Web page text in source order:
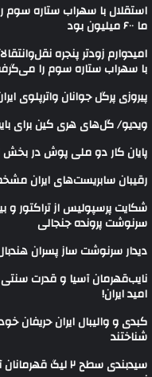
استقلال با سهراب ستاره
ما ۶۰۰ میلیون بود
امیدوارم زودتر پنجره
با سهراب ستاره سوم را
پیروزی پرگل جوانان واترپلوی
ویدیو/ گل‌های هری‌ کین برای
پایان کار دو ملی پوش در بخش
رقیبان سابریست‌های ایران
شکایت پرسپولیس از تراکتور و
سرنوشت پرونده جنجالی
دیدار سرنوشت ساز پسران
نایب‌قهرمان آسیا و قدرت سنتی
امید ایران!
کبدی و والیبال ایران حریفان
شناختند
سیدبندی سطح ۲